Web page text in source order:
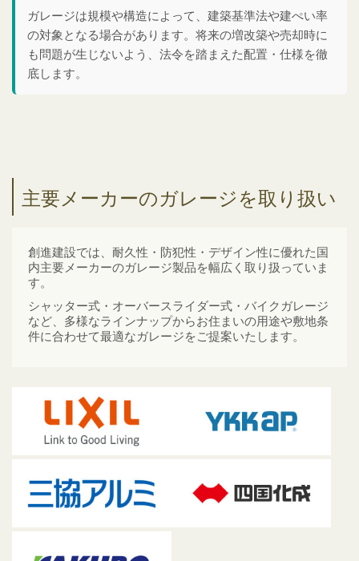
ガレージは規模や構造によって、建築基準法や建ぺい率
の対象となる場合があります。将来の増改築や売却時に
も問題が生じないよう、法令を踏まえた配置・仕様を徹
底します。
主要メーカーのガレージを取り扱い
創進建設では、耐久性・防犯性・デザイン性に優れた国
内主要メーカーのガレージ製品を幅広く取り扱っていま
す。
シャッター式・オーバースライダー式・バイクガレージ
など、多様なラインナップからお住まいの用途や敷地条
件に合わせて最適なガレージをご提案いたします。